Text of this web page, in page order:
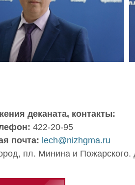
деканата, контакты:
422-20-95
почта: lech@nizhgma.ru
пл. Минина и Пожарского.